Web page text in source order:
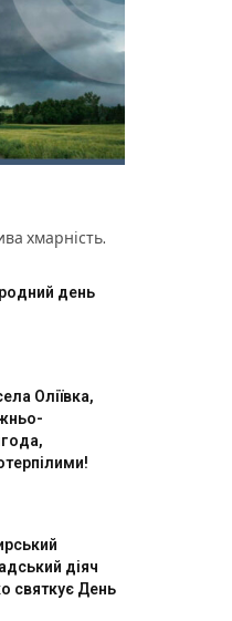
хмарність.
день
Оліївка,
діяч
святкує День